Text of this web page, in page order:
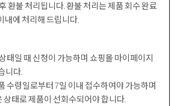
환불 처리됩니다. 환불 처리는 제품 회수 완료
내에 처리해 드립니다.
태일 때 신청이 가능하며 쇼핑몰 마이페이지
니다.
수령일로부터 7일 이내 접수하여야 가능하며
상태로 제품이 선회수되어야 합니다.